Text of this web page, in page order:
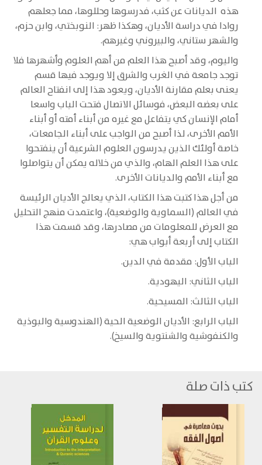
هذه الديانات عن كثب، فدرسوها وحللوها، مما جعلهم
روادا في دراسة الأديان، وهكذا ظهر: النوبختي، وابن حزم،
والشهر ستاني، والبيروني وغيرهم.
واليوم، وقد أصبح هذا العلم من أهم العلوم وأشهرها فلا
توجد جامعة في الغرب والشرق إلا ويوجد فيها قسم
يعنى بعلم مقارنة الأديان، ويعود هذا إلى انفتاح العالم
على بعضه البعض، فوسائل الاتصال فتحت الباب واسعا
أمام الإنسان كي يتفاعل مع غيره من أبناء أمته أو أبناء
الأمم الأخرى، لذا أصبح من الواجب على أبناء الجامعات،
خاصة أولئك الذين يدرسون العلوم الشرعية أن ينفتحوا
على هذا العلم الهام، والذي من خلاله يمكن أن يتواصلوا
مع أبناء الأمم والديانات الأخرى.
من أجل هذا كتبت هذا الكتاب، الذي يعالج الأديان الرئيسة
في العالم (السماوية والوضعية)، واعتمدت منهج التحليل
مع العرض للمعلومات من مصادرها، وقد قسمت هذا
الكتاب إلى أربعة أبواب هي:
الباب الأول: مقدمة في الدين.
الباب الثاني: اليهودية.
الباب الثالث: المسيحية.
الباب الرابع: الأديان الوضعية الحية (الهندوسية والبوذية
والكنفوشية والشنتوية والسيخ).
كتب ذات صلة